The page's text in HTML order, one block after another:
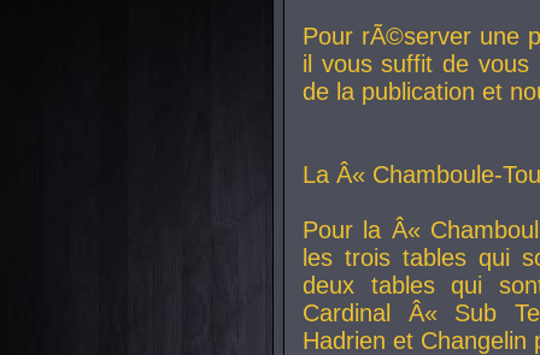
Pour rÃ©server une
il vous suffit de vous
de la publication et
La Â« Chamboule-
Pour la Â«
les trois tables qui
deux tables qui
Cardinal
Â« Sub
Hadrien et Changelin